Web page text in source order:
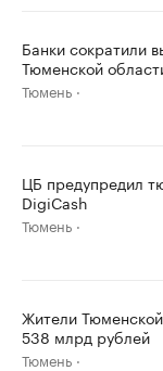
Банки сократили
Тюменской
Тюмень
ЦБ предупредил
DigiCash
Тюмень
Жители
538 млрд рублей
Тюмень